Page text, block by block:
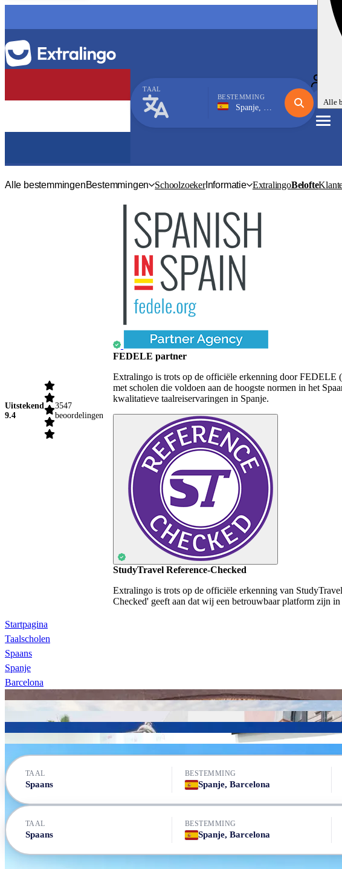
Alle
TAAL
BESTEMMING
Spanje, Barcelona
Nl
Alle bestemmingenBestemmingen SchoolzoekerInformatie ExtralingoBelofte
Uitstekend
9.4
3547
beoordelingen
FEDELE partner
Extralingo is trots op de officiële erkenning door FEDELE
met scholen die voldoen aan de hoogste normen in het
kwalitatieve taalreiservaringen in Spanje.
StudyTravel Reference-Checked
Extralingo is trots op de officiële erkenning van
Checked' geeft aan dat wij een betrouwbaar platform zijn in
Startpagina
Taalscholen
Spaans
Spanje
Barcelona
Expanish Barcelona
World Class Barcelona Language School
TAAL
Spaans
BESTEMMING
Spanje, Barcelona
TAAL
Spaans
BESTEMMING
Spanje, Barcelona